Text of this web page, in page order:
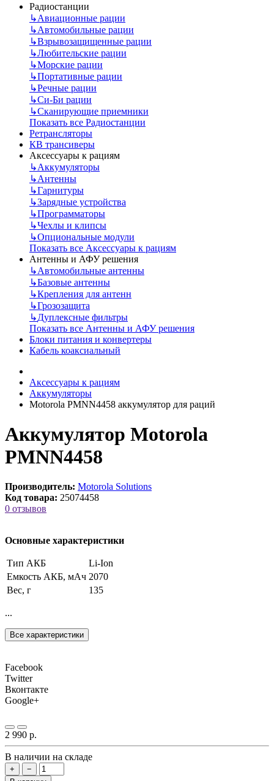
Радиостанции
↳Авиационные рации
↳Автомобильные рации
↳Взрывозащищенные рации
↳Любительские рации
↳Морские рации
↳Портативные рации
↳Речные рации
↳Си-Би рации
↳Сканирующие приемники
Показать все Радиостанции
Ретрансляторы
КВ трансиверы
Аксессуары к рациям
↳Аккумуляторы
↳Антенны
↳Гарнитуры
↳Зарядные устройства
↳Программаторы
↳Чехлы и клипсы
↳Опциональные модули
Показать все Аксессуары к рациям
Антенны и АФУ решения
↳Автомобильные антенны
↳Базовые антенны
↳Крепления для антенн
↳Грозозащита
↳Дуплексные фильтры
Показать все Антенны и АФУ решения
Блоки питания и конвертеры
Кабель коаксиальный
Аксессуары к рациям
Аккумуляторы
Motorola PMNN4458 аккумулятор для раций
Аккумулятор Motorola
PMNN4458
Производитель: Motorola Solutions
Код товара: 25074458
0 отзывов
Основные характеристики
Тип АКБ
Li-Ion
Емкость АКБ, мАч 2070
Вес, г
135
...
Все характеристики
Facebook
Twitter
Вконтакте
Google+
2 990 р.
В наличии на складе
+
−